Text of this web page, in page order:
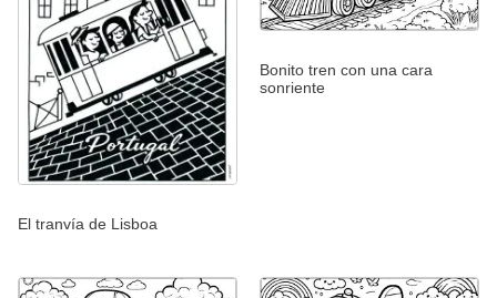
El tranvía de Lisboa
Bonito tren con una cara
sonriente